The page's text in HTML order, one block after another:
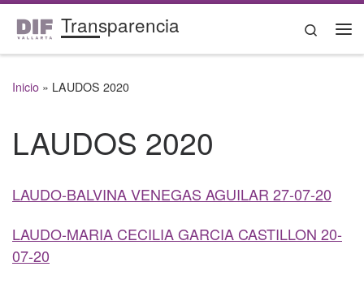
Saltar al contenido
Transparencia
Search
Inicio » LAUDOS 2020
LAUDOS 2020
LAUDO-BALVINA VENEGAS AGUILAR 27-07-20
LAUDO-MARIA CECILIA GARCIA CASTILLON 20-
07-20